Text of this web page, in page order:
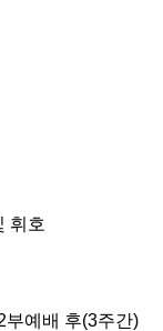
휘호
부예배 후(3주간)